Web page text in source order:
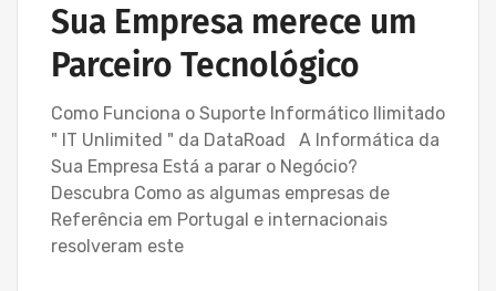
Sua Empresa merece um
Parceiro Tecnológico
Como Funciona o Suporte Informático Ilimitado
" IT Unlimited " da DataRoad A Informática da
Sua Empresa Está a parar o Negócio?
Descubra Como as algumas empresas de
Referência em Portugal e internacionais
resolveram este